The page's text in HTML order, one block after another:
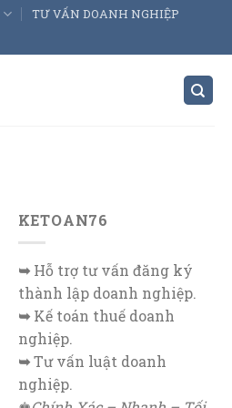
TƯ VẤN DOANH NGHIỆP
KETOAN76
➥Hỗ trợ tư vấn đăng ký
thành lập doanh nghiệp.
➥Kế toán thuế doanh
nghiệp.
➥Tư vấn luật doanh
nghiệp.